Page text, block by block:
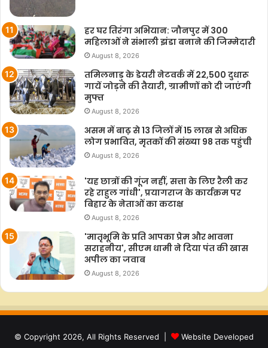
हर घर तिरंगा अभियान: जौनपुर में 300
महिलाओं ने संभाली झंडा बनाने की जिम्मेदारी
August 8, 2026
तमिलनाडु के डेयरी नेटवर्क में 22,500 दुधारू
गायें जोड़ने की तैयारी, ग्रामीणों को दी जाएंगी
मुफ्त
August 8, 2026
असम में बाढ़ से 13 जिलों में 15 लाख से अधिक
लोग प्रभावित, मृतकों की संख्या 98 तक पहुंची
August 8, 2026
'यह छात्रों की गूंज नहीं, सत्ता के लिए रैली कर
रहे राहुल गांधी', प्रयागराज के कार्यक्रम पर
बिहार के नेताओं का कटाक्ष
August 8, 2026
'मातृभूमि के प्रति आपका प्रेम और भावना
सराहनीय', सीएम धामी ने दिया पंत की खास
अपील का जवाब
August 8, 2026
© Copyright 2026, All Rights Reserved | Website Developed